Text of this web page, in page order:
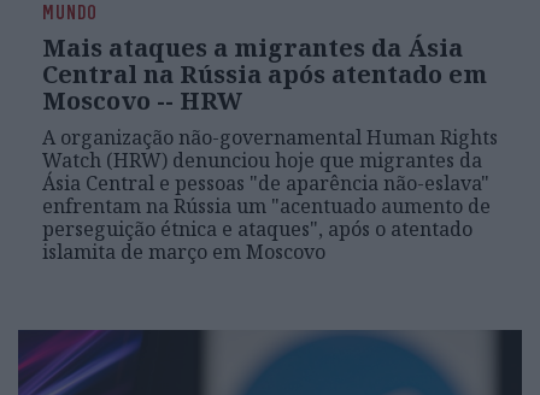
MUNDO
Mais ataques a migrantes da Ásia
Central na Rússia após atentado em
Moscovo -- HRW
A organização não-governamental Human Rights
Watch (HRW) denunciou hoje que migrantes da
Ásia Central e pessoas "de aparência não-eslava"
enfrentam na Rússia um "acentuado aumento de
perseguição étnica e ataques", após o atentado
islamita de março em Moscovo